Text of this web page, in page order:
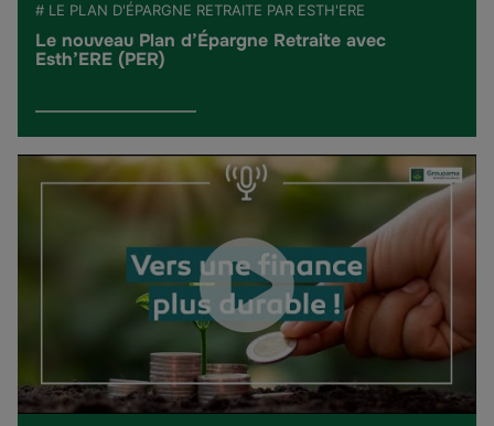
# LE PLAN D'ÉPARGNE RETRAITE PAR ESTH'ERE
Le nouveau Plan d’Épargne Retraite avec
Esth’ERE (PER)